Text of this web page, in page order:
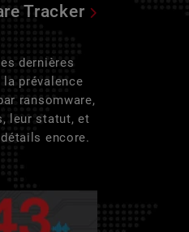
Tracker
dernières
la prévalence
ransomware,
leur statut, et
encore.